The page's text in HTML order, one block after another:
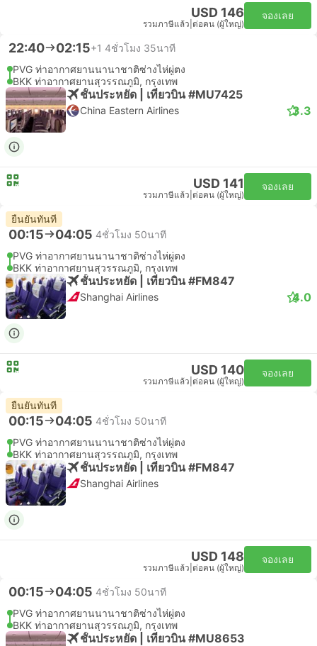
USD 146
รวมภาษีแล้ว ต่อคน (ผู้ใหญ่)
จองเลย
22:40 02:15+1 4ชั่วโมง 35นาที
PVG ท่าอากาศยานนานาชาติซ่างไห่ผู่ตง
BKK ท่าอากาศยานสุวรรณภูมิ, กรุงเทพ
ชั้นประหยัด | เที่ยวบิน #MU7425
China Eastern Airlines 3.3
USD 141
รวมภาษีแล้ว ต่อคน (ผู้ใหญ่)
จองเลย
ยืนยันทันที
00:15 04:05 4ชั่วโมง 50นาที
PVG ท่าอากาศยานนานาชาติซ่างไห่ผู่ตง
BKK ท่าอากาศยานสุวรรณภูมิ, กรุงเทพ
ชั้นประหยัด | เที่ยวบิน #FM847
Shanghai Airlines 4.0
USD 140
รวมภาษีแล้ว ต่อคน (ผู้ใหญ่)
จองเลย
ยืนยันทันที
00:15 04:05 4ชั่วโมง 50นาที
PVG ท่าอากาศยานนานาชาติซ่างไห่ผู่ตง
BKK ท่าอากาศยานสุวรรณภูมิ, กรุงเทพ
ชั้นประหยัด | เที่ยวบิน #FM847
Shanghai Airlines
USD 148
รวมภาษีแล้ว ต่อคน (ผู้ใหญ่)
จองเลย
00:15 04:05 4ชั่วโมง 50นาที
PVG ท่าอากาศยานนานาชาติซ่างไห่ผู่ตง
BKK ท่าอากาศยานสุวรรณภูมิ, กรุงเทพ
ชั้นประหยัด | เที่ยวบิน #MU8653